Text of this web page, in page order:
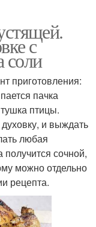
с
соли
приготовления:
пачка
птицы.
и выждать
любая
сочной,
можно отдельно
рецепта.